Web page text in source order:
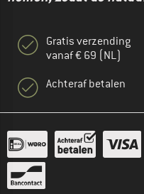
Gratis verzending
vanaf € 69 (NL)
Achteraf betalen